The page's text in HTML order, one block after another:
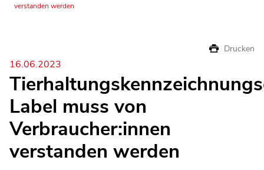
verstanden werden
Drucken
16.06.2023
Label muss von
Verbraucher:innen
verstanden werden